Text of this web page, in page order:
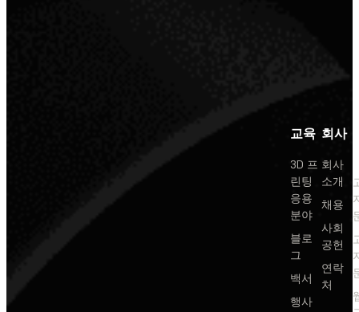
교육
3D 프
린팅
응용
분야
블로
그
백서
행사
회사
회사
소개
채용
사회
공헌
연락
처